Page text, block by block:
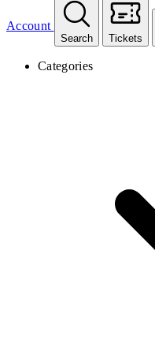
Account
Search Tickets
Categories